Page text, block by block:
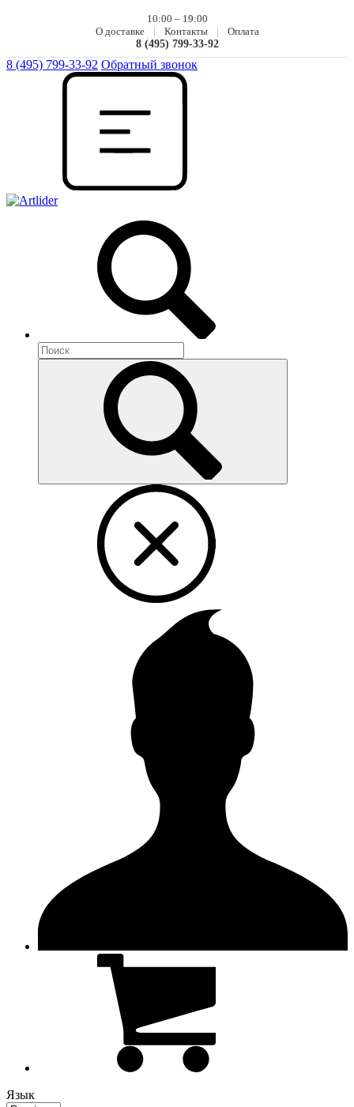
10:00 – 19:00
О доставке
| Контакты |
Оплата
8 (495) 799-33-92
8 (495) 799-33-92 Обратный звонок
Язык